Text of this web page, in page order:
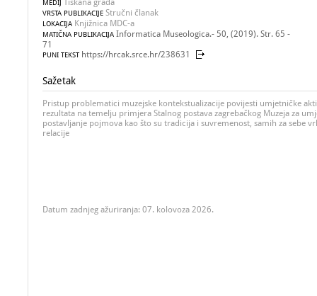
MEDIJ Tiskana građa
VRSTA PUBLIKACIJE Stručni članak
LOKACIJA Knjižnica MDC-a
MATIČNA PUBLIKACIJA Informatica Museologica.- 50, (2019). Str. 65 -
71
PUNI TEKST https://hrcak.srce.hr/238631
Sažetak
Pristup problematici muzejske kontekstualizacije povijesti umjetničke
rezultata na temelju primjera Stalnog postava zagrebačkog Muzeja za
postavljanje pojmova kao što su tradicija i suvremenost, samih za sebe
relacije
Datum zadnjeg ažuriranja: 07. kolovoza 2026.